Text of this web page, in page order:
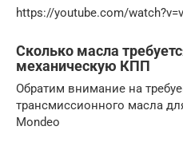
https://youtube.com/
Сколько масла
механическую КПП
Обратим внимание на
трансмиссионного масла
Mondeo